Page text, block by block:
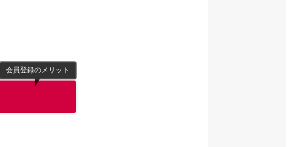
会員登録のメリット